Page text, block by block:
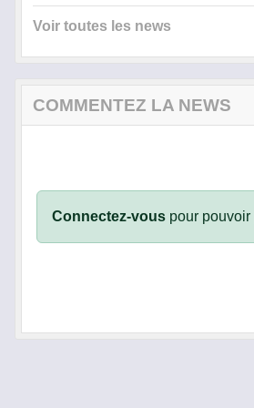
Voir toutes les news
COMMENTEZ LA NEWS
Connectez-vous pour